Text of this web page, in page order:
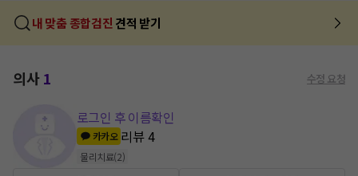
내 맞춤 종합검진 견적 받기
의사1 수정 요청
로그인 후 이름확인
카카오 리뷰4
물리치료(2)